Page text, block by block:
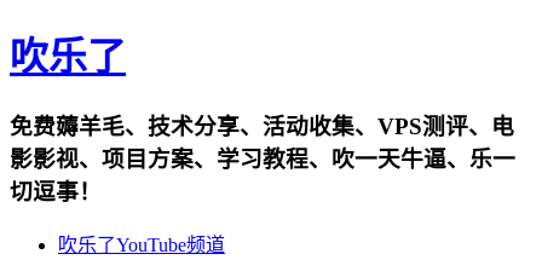
吹乐了
免费薅羊毛、技术分享、活动收集、VPS测评、电
影影视、项目方案、学习教程、吹一天牛逼、乐一
切逗事！
吹乐了YouTube频道